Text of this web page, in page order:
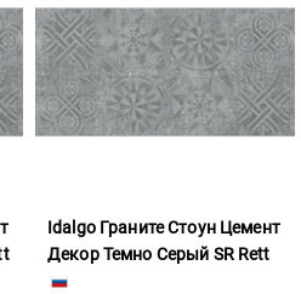
Idalgo Граните Стоун Цемент
Декор Темно Серый SR Rett